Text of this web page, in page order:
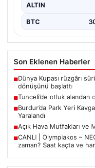
ALTIN
BTC
Son Eklenen Haberler
■Dünya Kupası rüzgârı
dönüşünü başlattı
■Tunceli’de otluk alandan
■Burdur’da Park Yeri
Yaralandı
■Açık Hava Mutfakları ve
■CANLI | Olympiakos –
zaman? Saat kaçta ve